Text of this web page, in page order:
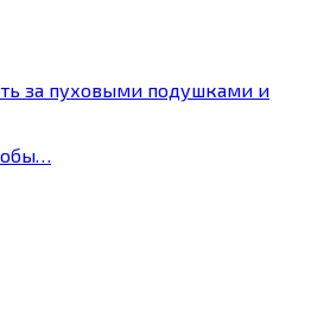
за пуховыми подушками и